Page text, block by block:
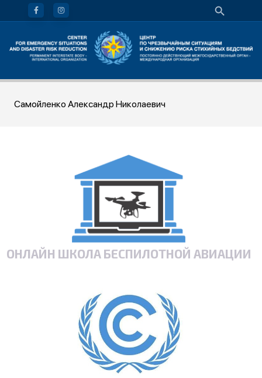
Самойленко Александр Николаевич
ОНЛАЙН ШКОЛА БЕСПИЛОТНОЙ АВИАЦИИ